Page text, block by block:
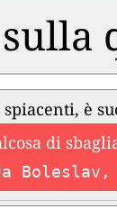
è
di
Boleslav,